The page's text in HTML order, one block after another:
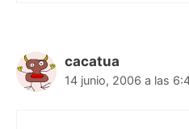
cacatua
14 junio, 2006 a las